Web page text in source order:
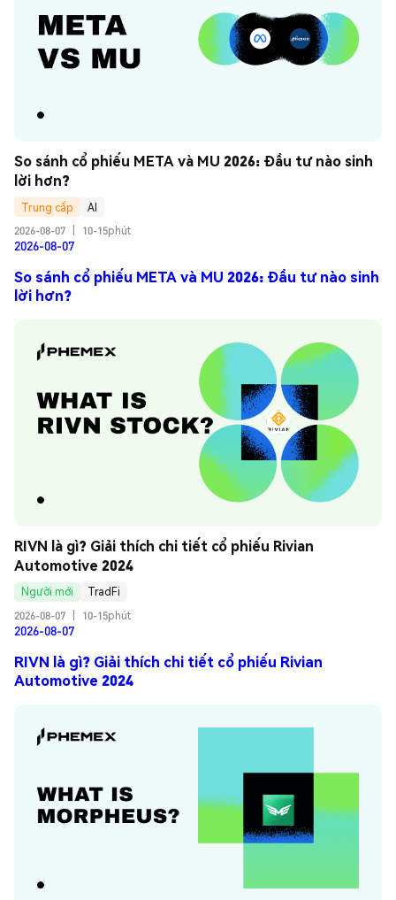
So sánh cổ phiếu META và MU 2026: Đầu tư nào sinh
lời hơn?
Trung cấp
AI
2026-08-07
10-15phút
2026-08-07
So sánh cổ phiếu META và MU 2026: Đầu tư nào sinh
lời hơn?
RIVN là gì? Giải thích chi tiết cổ phiếu Rivian
Automotive 2024
Người mới
TradFi
2026-08-07
10-15phút
2026-08-07
RIVN là gì? Giải thích chi tiết cổ phiếu Rivian
Automotive 2024